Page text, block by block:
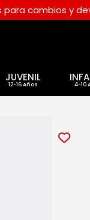
para cambios y
JUVENIL